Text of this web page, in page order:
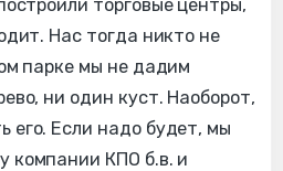
торговые центры,
Нас тогда никто не
парке мы не дадим
ни один куст. Наоборот,
его. Если надо будет, мы
компании КПО б.в. и